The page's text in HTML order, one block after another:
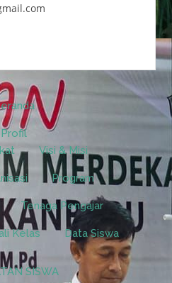
Profil
Visi & Misi
Program
Tenaga Pengajar
Kelas Data Siswa
SISWA